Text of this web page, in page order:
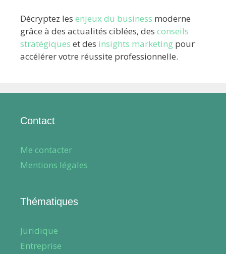
Décryptez les enjeux du business moderne
grâce à des actualités ciblées, des conseils
stratégiques et des insights marketing pour
accélérer votre réussite professionnelle.
Contact
Me contacter
Mentions légales
Thématiques
Juridique
Entreprise